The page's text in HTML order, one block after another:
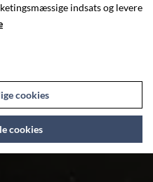
indsats og levere
cookies
cookies